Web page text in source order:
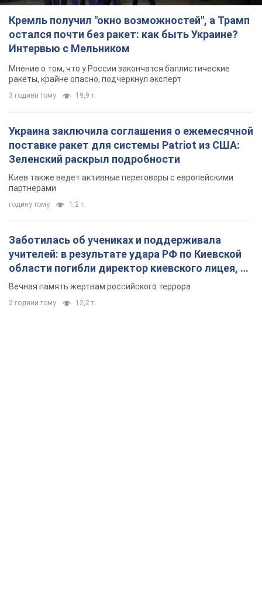
Кремль получил "окно возможностей", а Трамп
остался почти без ракет: как быть Украине?
Интервью с Мельником
Мнение о том, что у России закончатся баллистические
ракеты, крайне опасно, подчеркнул эксперт
3 години тому 19,9 т.
Украина заключила соглашения о ежемесячной
поставке ракет для системы Patriot из США:
Зеленский раскрыл подробности
Киев также ведет активные переговоры с европейскими
партнерами
годину тому 1,2 т.
Заботилась об учениках и поддерживала
учителей: в результате удара РФ по Киевской
области погибли директор киевского лицея, её
муж и внук
Вечная память жертвам российского террора
2 години тому 12,2 т.